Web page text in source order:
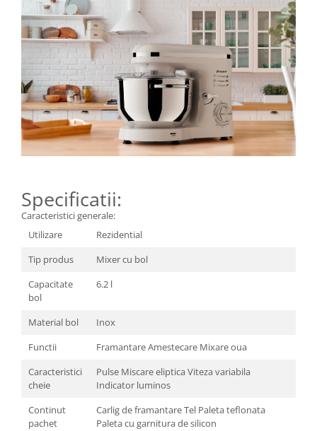
Specificatii:
Caracteristici generale:
Utilizare
Rezidential
Tip produs
Mixer cu bol
Capacitate
bol
6.2 l
Material bol
Inox
Functii
Framantare Amestecare Mixare oua
Caracteristici
cheie
Pulse Miscare eliptica Viteza variabila
Indicator luminos
Continut
pachet
Carlig de framantare Tel Paleta teflonata
Paleta cu garnitura de silicon